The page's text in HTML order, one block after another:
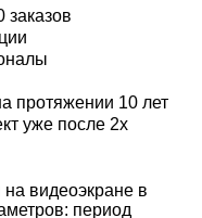
протяжении 10 лет
уже после 2х
видеоэкране в
период